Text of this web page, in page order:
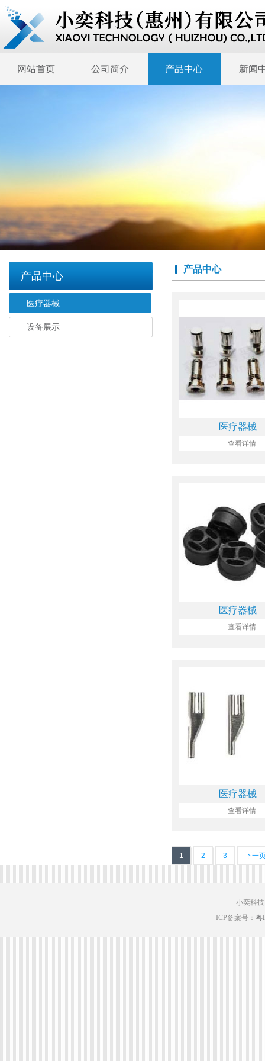
网站首页 公司简介
人才招聘
产品中心 新闻
产品中心
医疗器械
设备展示
产品中心
医疗器械
查看详情
医疗器械
查看详情
医疗器械
查看详情
1 2 3 下一
小奕科
ICP备案号：粤